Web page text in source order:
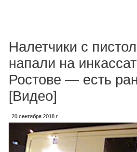
Объявления
Каталог
Налетчики с
напали на
Ростове — есть
[Видео]
20 сентября 2018 г.